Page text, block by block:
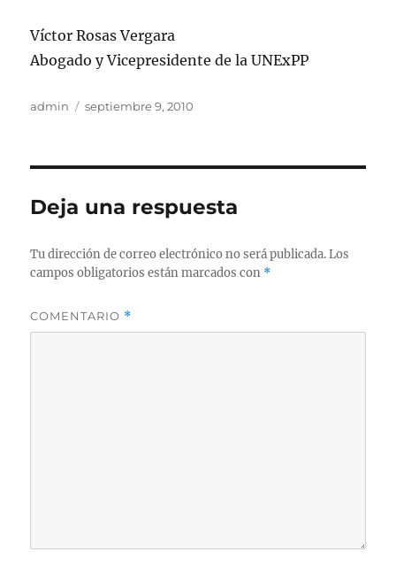
Víctor Rosas Vergara
Abogado y Vicepresidente de la UNExPP
Autor
admin
Publicado
septiembre 9, 2010
Deja una respuesta
Tu dirección de correo electrónico no será publicada. Los
campos obligatorios están marcados con *
COMENTARIO *